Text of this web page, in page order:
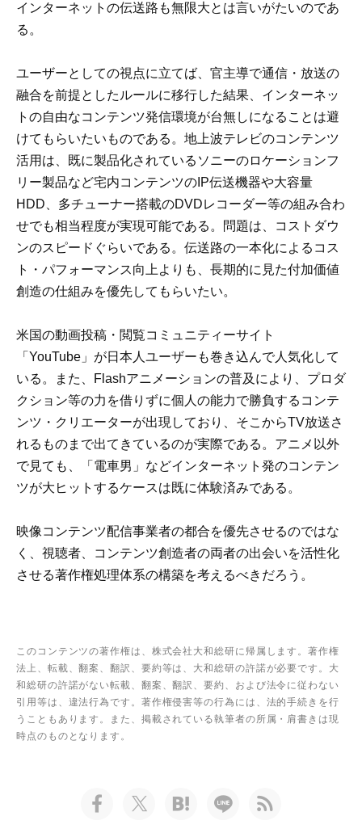
インターネットの伝送路も無限大とは言いがたいのであ
る。
ユーザーとしての視点に立てば、官主導で通信・放送の
融合を前提としたルールに移行した結果、インターネッ
トの自由なコンテンツ発信環境が台無しになることは避
けてもらいたいものである。地上波テレビのコンテンツ
活用は、既に製品化されているソニーのロケーションフ
リー製品など宅内コンテンツのIP伝送機器や大容量
HDD、多チューナー搭載のDVDレコーダー等の組み合わ
せでも相当程度が実現可能である。問題は、コストダウ
ンのスピードぐらいである。伝送路の一本化によるコス
ト・パフォーマンス向上よりも、長期的に見た付加価値
創造の仕組みを優先してもらいたい。
米国の動画投稿・閲覧コミュニティーサイト
「YouTube」が日本人ユーザーも巻き込んで人気化して
いる。また、Flashアニメーションの普及により、プロダ
クション等の力を借りずに個人の能力で勝負するコンテ
ンツ・クリエーターが出現しており、そこからTV放送さ
れるものまで出てきているのが実際である。アニメ以外
で見ても、「電車男」などインターネット発のコンテン
ツが大ヒットするケースは既に体験済みである。
映像コンテンツ配信事業者の都合を優先させるのではな
く、視聴者、コンテンツ創造者の両者の出会いを活性化
させる著作権処理体系の構築を考えるべきだろう。
このコンテンツの著作権は、株式会社大和総研に帰属します。著作権
法上、転載、翻案、翻訳、要約等は、大和総研の許諾が必要です。大
和総研の許諾がない転載、翻案、翻訳、要約、および法令に従わない
引用等は、違法行為です。著作権侵害等の行為には、法的手続きを行
うこともあります。また、掲載されている執筆者の所属・肩書きは現
時点のものとなります。